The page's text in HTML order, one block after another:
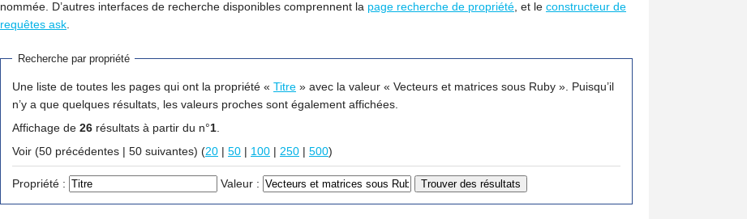
nommée. D’autres interfaces de recherche disponibles comprennent la page recherche de propriété , et le constructeur de
requêtes ask
Recherche par propriété
Une liste de toutes les pages qui ont la propriété « Titre » avec la valeur « Vecteurs et matrices sous Ruby ». Puisqu’il
n’y a que quelques résultats, les valeurs proches sont également affichées.
Affichage de 26 résultats à partir du n°1.
Voir (50 précédentes | 50 suivantes) (20 | 50 | 100 | 250 | 500)
Propriété : Valeur :